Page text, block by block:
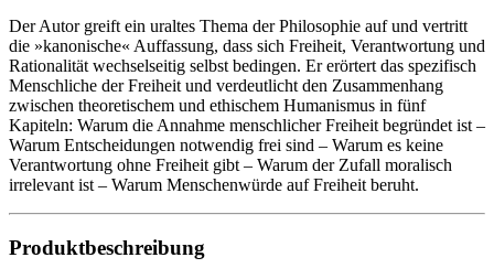
Der Autor greift ein uraltes Thema der Philosophie auf und vertritt
die »kanonische« Auffassung, dass sich Freiheit, Verantwortung und
Rationalität wechselseitig selbst bedingen. Er erörtert das spezifisch
Menschliche der Freiheit und verdeutlicht den Zusammenhang
zwischen theoretischem und ethischem Humanismus in fünf
Kapiteln: Warum die Annahme menschlicher Freiheit begründet ist –
Warum Entscheidungen notwendig frei sind – Warum es keine
Verantwortung ohne Freiheit gibt – Warum der Zufall moralisch
irrelevant ist – Warum Menschenwürde auf Freiheit beruht.
Produktbeschreibung